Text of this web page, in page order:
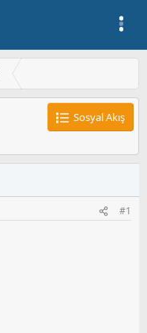
Sosyal Akış
#1